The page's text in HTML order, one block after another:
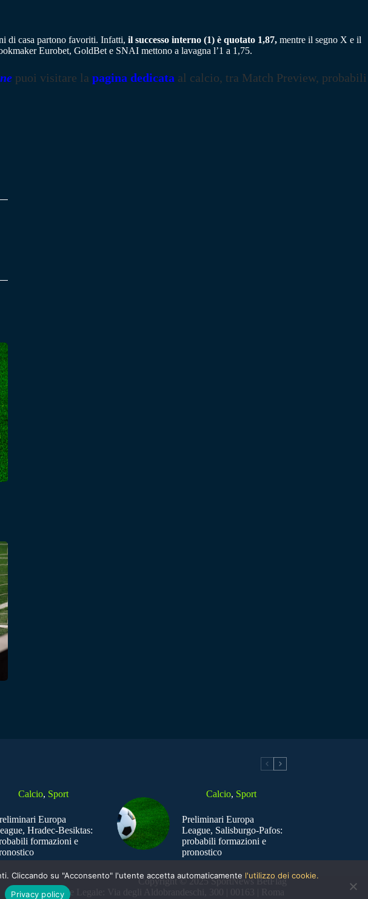
di casa partono favoriti. Infatti, il successo interno (1) è quotato 1,87, mentre il segno X e il
Eurobet, GoldBet e SNAI mettono a lavagna l’1 a 1,75.
puoi visitare la pagina dedicata al calcio, tra Match Preview, probabili
Calcio, Sport
Europa
Hradec-Besiktas:
formazioni e
Calcio, Sport
Preliminari Europa
League, Salisburgo-Pafos:
probabili formazioni e
pronostico
Copyright © 2025 SportNews BetFlag
Sede Legale: Via degli Aldobrandeschi, 300 | 00163 | Roma
Cliccando su "Acconsento" l'utente accetta automaticamente l'utilizzo dei cookie.
Privacy policy